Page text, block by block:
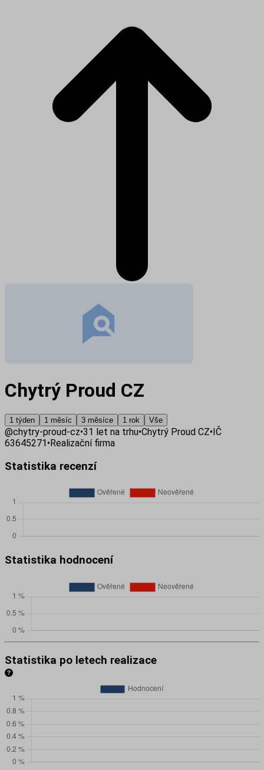
Chytrý Proud CZ
1 týden 1 měsíc 3 měsíce 1 rok Vše
@chytry-proud-cz•31 let na trhu•Chytrý Proud CZ•IČ
63645271•Realizační firma
Statistika recenzí
Statistika hodnocení
Statistika po letech realizace